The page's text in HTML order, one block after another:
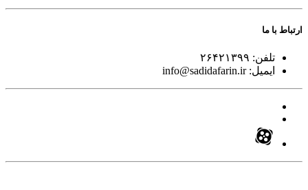
ارتباط با ما
تلفن: ۲۶۴۲۱۳۹۹
ایمیل:info@sadidafarin.ir